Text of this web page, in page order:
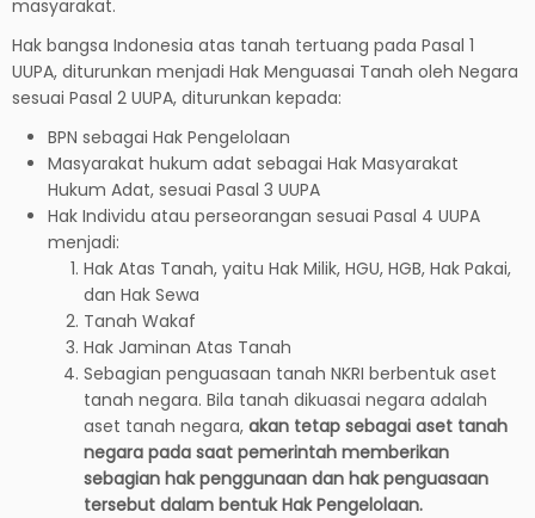
masyarakat.
Hak bangsa Indonesia atas tanah tertuang pada Pasal 1
UUPA, diturunkan menjadi Hak Menguasai Tanah oleh Negara
sesuai Pasal 2 UUPA, diturunkan kepada:
BPN sebagai Hak Pengelolaan
Masyarakat hukum adat sebagai Hak Masyarakat
Hukum Adat, sesuai Pasal 3 UUPA
Hak Individu atau perseorangan sesuai Pasal 4 UUPA
menjadi:
Hak Atas Tanah, yaitu Hak Milik, HGU, HGB, Hak Pakai,
dan Hak Sewa
Tanah Wakaf
Hak Jaminan Atas Tanah
Sebagian penguasaan tanah NKRI berbentuk aset
tanah negara. Bila tanah dikuasai negara adalah
aset tanah negara, akan tetap sebagai aset tanah
negara pada saat pemerintah memberikan
sebagian hak penggunaan dan hak penguasaan
tersebut dalam bentuk Hak Pengelolaan.